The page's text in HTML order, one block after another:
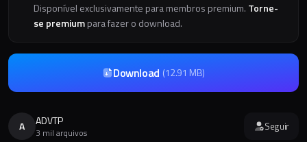
Disponível exclusivamente para membros premium. Torne-
se premiumpara fazer o download.
Download (12.91 MB)
A ADVTP
3 mil arquivos Seguir